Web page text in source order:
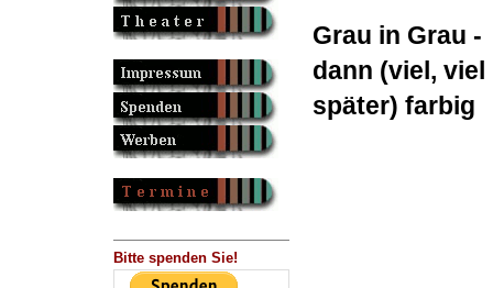
Bitte spenden Sie!
Grau in Grau -
dann (viel, viel
später) farbig